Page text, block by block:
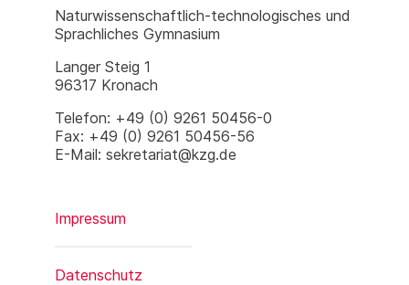
Naturwissenschaftlich-technologisches und
Sprachliches Gymnasium
Langer Steig 1
96317 Kronach
Telefon: +49 (0) 9261 50456-0
Fax: +49 (0) 9261 50456-56
E-Mail: sekretariat@kzg.de
Impressum
Datenschutz